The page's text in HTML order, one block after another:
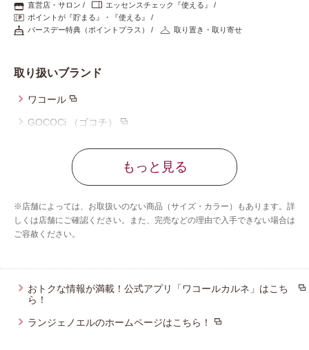
直営店・サロン
エッセンスチェック『使える』
ポイントが『貯まる』・『使える』
バースデー特典（ポイントプラス）
取り置き・取り寄せ
取り扱いブランド
ワコール
GOCOCi （ゴコチ）
もっと見る
※店舗によっては、お取扱いのない商品（サイズ・カラー）もあります。詳
しくは店舗にご確認ください。また、完売などの理由で入手できない場合は
ご容赦ください。
おトクな情報が満載！公式アプリ「ワコールカルネ」はこち
ら！
ランジェノエルのホームページはこちら！